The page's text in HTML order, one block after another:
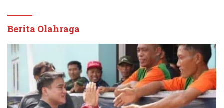
Berita Olahraga